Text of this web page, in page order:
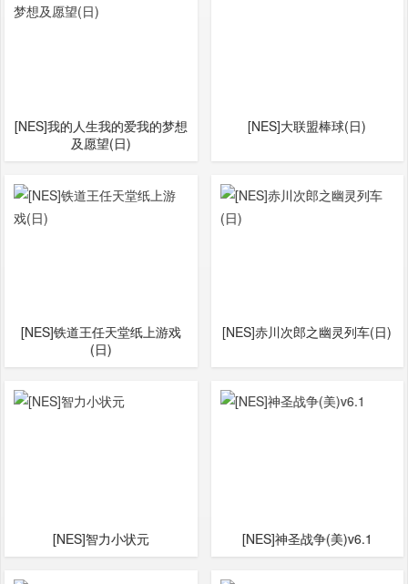
[NES]我的人生我的爱我的梦想
及愿望(日)
[NES]大联盟棒球(日)
[NES]铁道王任天堂纸上游戏
(日)
[NES]赤川次郎之幽灵列车(日)
[NES]智力小状元 [NES]神圣战争(美)v6.1